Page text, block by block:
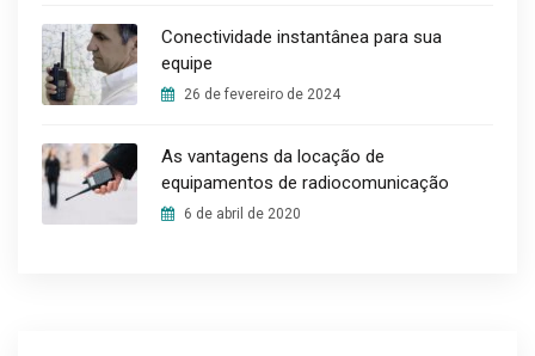
Conectividade instantânea para sua
equipe
26 de fevereiro de 2024
As vantagens da locação de
equipamentos de radiocomunicação
6 de abril de 2020